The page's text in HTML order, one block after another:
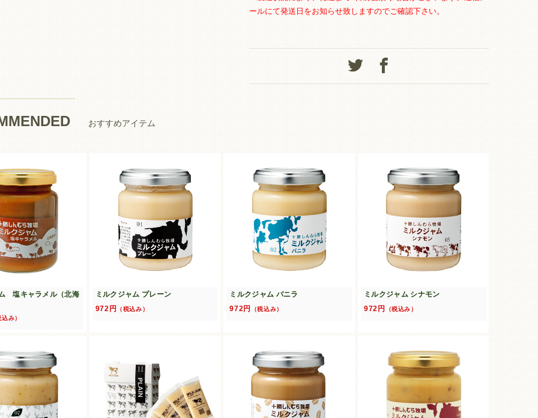
ールにて発送日をお知らせ致しますのでご確認下さい。
おすすめアイテム
塩キャラメル（北海
み）
ミルクジャム プレーン
972円
（税込み）
ミルクジャム バニラ
972円
（税込み）
ミルクジャム シナモン
972円
（税込み）